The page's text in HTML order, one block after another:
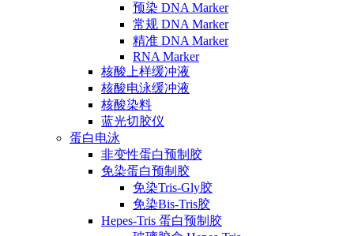
预染 DNA Marker
常规 DNA Marker
精准 DNA Marker
RNA Marker
核酸上样缓冲液
核酸电泳缓冲液
核酸染料
蓝光切胶仪
蛋白电泳
非变性蛋白预制胶
免染蛋白预制胶
免染Tris-Gly胶
免染Bis-Tris胶
Hepes-Tris 蛋白预制胶